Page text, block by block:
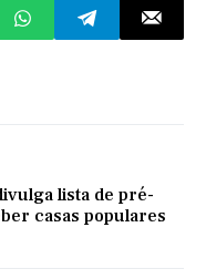
lista de pré-
casas populares